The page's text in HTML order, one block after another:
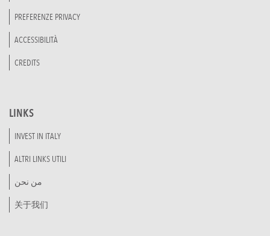
PREFERENZE PRIVACY
ACCESSIBILITÀ
CREDITS
LINKS
INVEST IN ITALY
ALTRI LINKS UTILI
من نحن
关于我们